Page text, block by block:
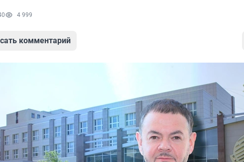
4 999
комментарий